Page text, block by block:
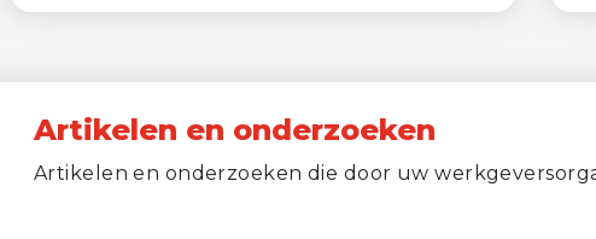
Artikelen en onderzoeken
Artikelen en onderzoeken die door uw